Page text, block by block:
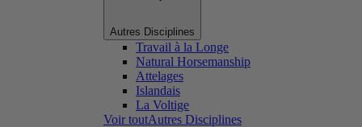
Autres Disciplines
Travail à la Longe
Natural Horsemanship
Attelages
Islandais
La Voltige
Voir toutAutres Disciplines